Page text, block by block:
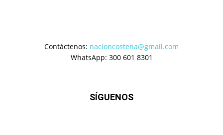
Contáctenos: nacioncostena@gmail.com
WhatsApp: 300 601 8301
SÍGUENOS